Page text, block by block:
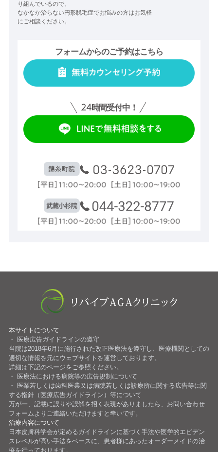
り組んでいるので、
なかなか治らない円形脱毛症でお悩みの方はお気軽
にご相談ください。
フォームからのご予約はこちら
24時間受付中！
本サイトについて
医療広告ガイドラインの遵守
当院は2018年6月に施行された改正医療法を遵守し、医療機関としての
適切な情報を元にウェブサイトを運営しております。
詳細は下記のページをご参照ください。
医療法における病院等の広告規制について
医業若しくは歯科医業又は病院若しくは診療所に関する広告等に関
する指針（医療広告ガイドライン）等について
万が一、記載に誤りや誤解を招く表現がありましたら、お問い合わせ
フォームよりご連絡いただけますと幸いです。
治療内容について
日本皮膚科学会が定めるガイドラインに基づく手法や医学的エビデン
スレベルが高い手法をベースに、患者様にあったオーダーメイドの治
療を行っております。